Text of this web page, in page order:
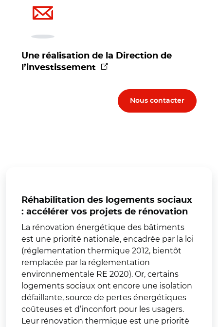
Une réalisation de la Direction de
l’investissement
(nouvelle fenêtre)
Nous contacter
Réhabilitation des logements sociaux
: accélérer vos projets de rénovation
La rénovation énergétique des bâtiments
est une priorité nationale, encadrée par la loi
(réglementation thermique 2012, bientôt
remplacée par la réglementation
environnementale RE 2020). Or, certains
logements sociaux ont encore une isolation
défaillante, source de pertes énergétiques
coûteuses et d’inconfort pour les usagers.
Leur rénovation thermique est une priorité